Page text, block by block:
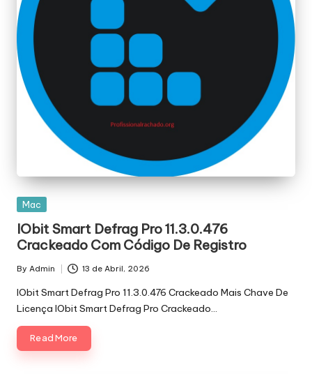
Posted
Mac
IObit Smart Defrag Pro 11.3.0.476
Crackeado Com Código De Registro
Posted
by
By Admin 13 de Abril, 2026
IObit Smart Defrag Pro 11.3.0.476 Crackeado Mais Chave De
Licença IObit Smart Defrag Pro Crackeado…
Read More